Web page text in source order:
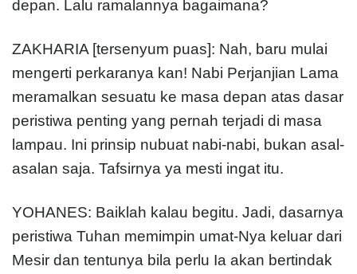
depan. Lalu ramalannya bagaimana?
ZAKHARIA [tersenyum puas]: Nah, baru mulai
mengerti perkaranya kan! Nabi Perjanjian Lama
meramalkan sesuatu ke masa depan atas dasar
peristiwa penting yang pernah terjadi di masa
lampau. Ini prinsip nubuat nabi-nabi, bukan asal-
asalan saja. Tafsirnya ya mesti ingat itu.
YOHANES: Baiklah kalau begitu. Jadi, dasarnya
peristiwa Tuhan memimpin umat-Nya keluar dari
Mesir dan tentunya bila perlu Ia akan bertindak